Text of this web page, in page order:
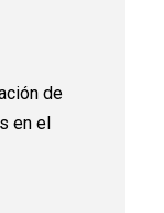
de
en el